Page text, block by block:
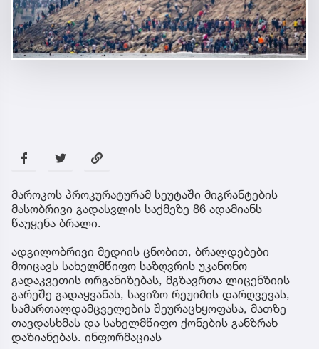
მაროკოს პროკურატურამ სეუტაში მიგრანტების
მასობრივი გადასვლის საქმეზე 86 ადამიანს
წაუყენა ბრალი.
ადგილობრივი მედიის ცნობით, ბრალდებები
მოიცავს სახელმწიფო საზღვრის უკანონო
გადაკვეთის ორგანიზებას, მგზავრთა ლიცენზიის
გარეშე გადაყვანას, სავიზო რეჟიმის დარღვევას,
სამართალდამცველების შეურაცხყოფასა, მათზე
თავდასხმას და სახელმწიფო ქონების განზრახ
დაზიანებას. ინფორმაციას